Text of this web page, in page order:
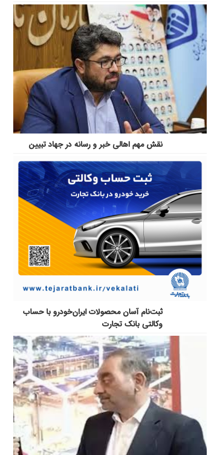
نقش مهم اهالی خبر و رسانه در جهاد تبیین
ثبت‌نام آسان محصولات ایران‌خودرو با حساب
وکالتی بانک تجارت